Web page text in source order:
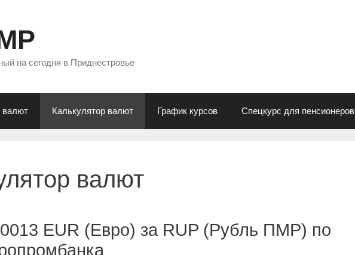
на сегодня в Приднестровье
валют Калькулятор валют График курсов Спецкурс для пенсионеров
валют
EUR (Евро) за RUP (Рубль ПМР) по